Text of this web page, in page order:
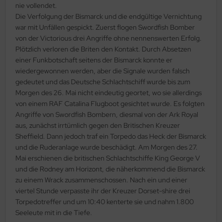
nie vollendet.
Die Verfolgung der Bismarck und die endgültige Vernichtung
war mit Unfällen gespickt. Zuerst flogen Swordfish Bomber
von der Victorious drei Angriffe ohne nennenswerten Erfolg.
Plötzlich verloren die Briten den Kontakt. Durch Absetzen
einer Funkbotschaft seitens der Bismarck konnte er
wiedergewonnen werden, aber die Signale wurden falsch
gedeutet und das Deutsche Schlachtschiff wurde bis zum
Morgen des 26. Mai nicht eindeutig geortet, wo sie allerdings
von einem RAF Catalina Flugboot gesichtet wurde. Es folgten
Angriffe von Swordfish Bombern, diesmal von der Ark Royal
aus, zunächst irrtümlich gegen den Britischen Kreuzer
Sheffield. Dann jedoch traf ein Torpedo das Heck der Bismarck
und die Ruderanlage wurde beschädigt. Am Morgen des 27.
Mai erschienen die britischen Schlachtschiffe King George V
und die Rodney am Horizont, die näherkommend die Bismarck
zu einem Wrack zusammenschossen. Nach ein und einer
viertel Stunde verpasste ihr der Kreuzer Dorset-shire drei
Torpedotreffer und um 10:40 kenterte sie und nahm 1.800
Seeleute mit in die Tiefe.
Beemax
Hobby
Hobbies
Nunu
Lights
Model